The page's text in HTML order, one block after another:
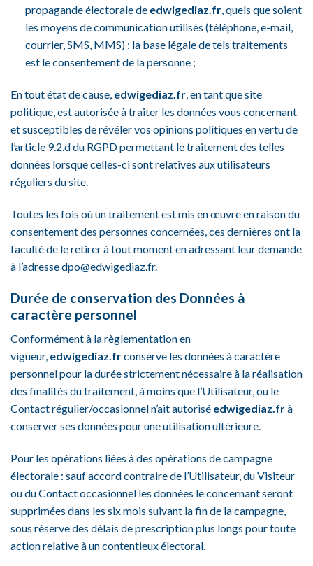
propagande électorale de edwigediaz.fr, quels que soient
les moyens de communication utilisés (téléphone, e-mail,
courrier, SMS, MMS) : la base légale de tels traitements
est le consentement de la personne ;
En tout état de cause, edwigediaz.fr, en tant que site
politique, est autorisée à traiter les données vous concernant
et susceptibles de révéler vos opinions politiques en vertu de
l’article 9.2.d du RGPD permettant le traitement des telles
données lorsque celles-ci sont relatives aux utilisateurs
réguliers du site.
Toutes les fois où un traitement est mis en œuvre en raison du
consentement des personnes concernées, ces dernières ont la
faculté de le retirer à tout moment en adressant leur demande
à l’adresse dpo@edwigediaz.fr.
Durée de conservation des Données à
caractère personnel
Conformément à la règlementation en
vigueur, edwigediaz.frconserve les données à caractère
personnel pour la durée strictement nécessaire à la réalisation
des finalités du traitement, à moins que l’Utilisateur, ou le
Contact régulier/occasionnel n’ait autorisé edwigediaz.frà
conserver ses données pour une utilisation ultérieure.
Pour les opérations liées à des opérations de campagne
électorale : sauf accord contraire de l’Utilisateur, du Visiteur
ou du Contact occasionnel les données le concernant seront
supprimées dans les six mois suivant la fin de la campagne,
sous réserve des délais de prescription plus longs pour toute
action relative à un contentieux électoral.